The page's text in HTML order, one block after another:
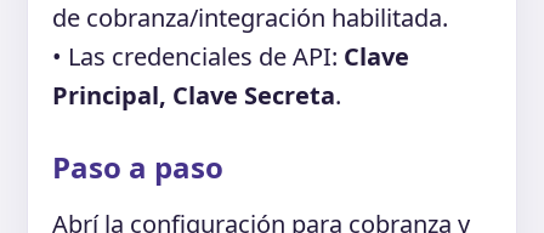
de cobranza/integración habilitada.
• Las credenciales de API: Clave
Principal, Clave Secreta.
Paso a paso
Abrí la configuración para cobranza y